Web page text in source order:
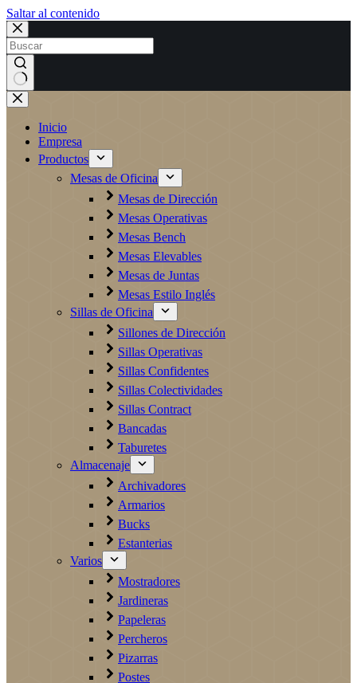
Saltar al contenido
Sin
resultados
Inicio
Empresa
Productos
Mesas de Oficina
Mesas de Dirección
Mesas Operativas
Mesas Bench
Mesas Elevables
Mesas de Juntas
Mesas Estilo Inglés
Sillas de Oficina
Sillones de Dirección
Sillas Operativas
Sillas Confidentes
Sillas Colectividades
Sillas Contract
Bancadas
Taburetes
Almacenaje
Archivadores
Armarios
Bucks
Estanterias
Varios
Mostradores
Jardineras
Papeleras
Percheros
Pizarras
Postes